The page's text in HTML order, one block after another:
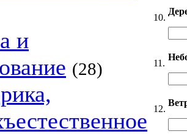
и
(28)
10.
11.
12.